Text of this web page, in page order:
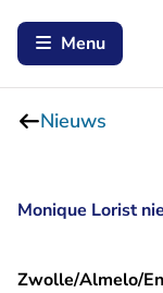
Menu
Nieuws
Monique Lorist
Zwolle/Almelo/